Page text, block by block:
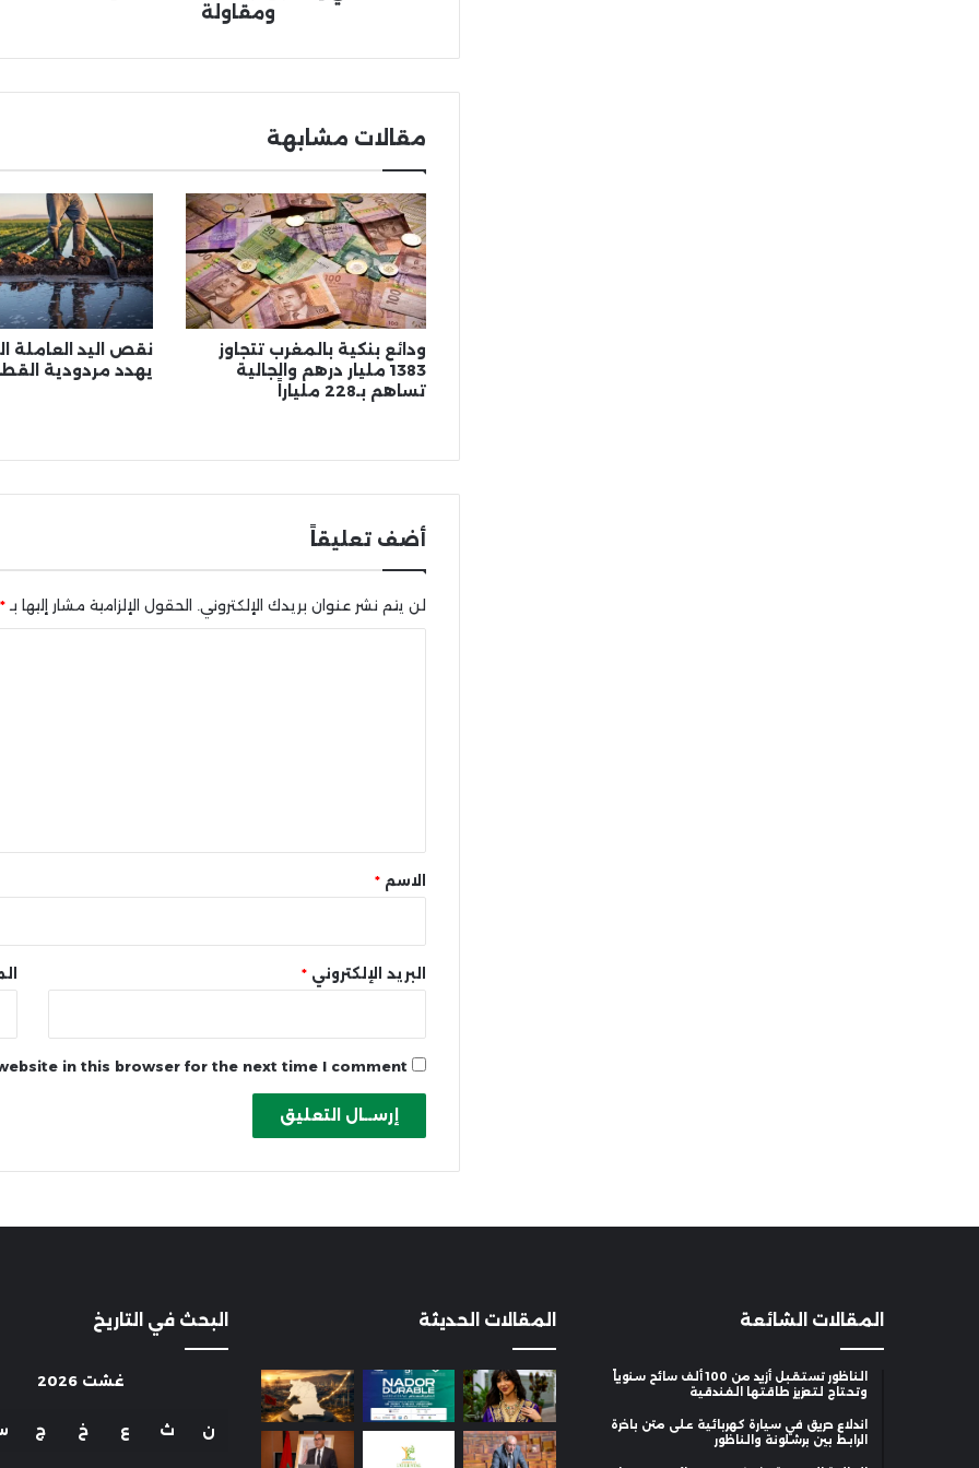
ومقاولة
مقالات مشابهة
ودائع بنكية بالمغرب تتجاوز
1383 مليار درهم والجالية
تساهم بـ228 ملياراً
نقص اليد العاملة
يهدد مردودية
أضف تعليقاً
لن يتم نشر عنوان بريدك الإلكتروني. الحقول الإلزامية مشار إليها بـ *
* الاسم *
البريد الإلكتروني *
in this browser for the next time I comment.
المقالات الشائعة
الناظور تستقبل أزيد من 100 ألف سائح سنوياً
وتحتاج لتعزيز طاقتها الفندقية
اندلاع حريق في سيارة كهربائية على متن باخرة
الرابط بين برشلونة والناظور
المقالات الحديثة البحث في التاريخ
غشت 2026
ن ث ع خ ج